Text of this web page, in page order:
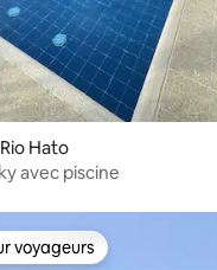
Hato
avec piscine
les plus appréciés
voyageurs